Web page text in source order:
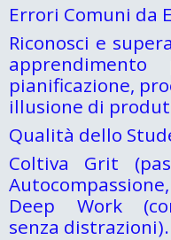
Errori Comuni da
Riconosci e
apprendimento
pianificazione,
illusione di
Qualità dello
Coltiva Grit
Deep Work
senza distrazioni).